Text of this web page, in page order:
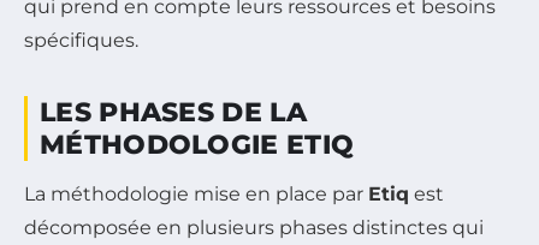
qui prend en compte leurs ressources et besoins
spécifiques.
LES PHASES DE LA
MÉTHODOLOGIE ETIQ
La méthodologie mise en place par Etiq est
décomposée en plusieurs phases distinctes qui